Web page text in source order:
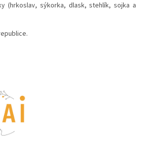
(hrkoslav, sýkorka, dlask, stehlík, sojka a